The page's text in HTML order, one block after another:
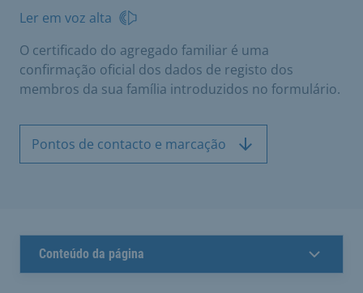
Ler em voz alta
O certificado do agregado familiar é uma
confirmação oficial dos dados de registo dos
membros da sua família introduzidos no formulário.
Pontos de contacto e marcação
Conteúdo da página